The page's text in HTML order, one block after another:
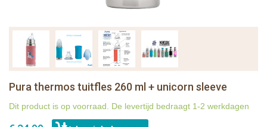
Pura thermos tuitfles 260 ml + unicorn sleeve
Dit product is op voorraad. De levertijd bedraagt 1-2 werkdagen